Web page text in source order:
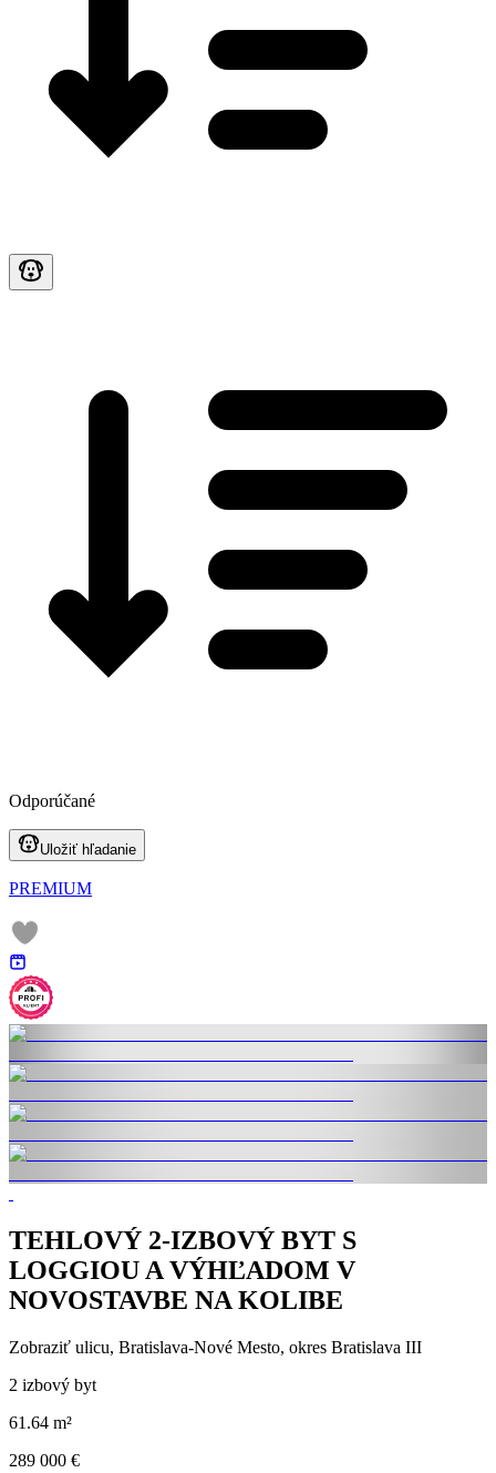
Odporúčané
Uložiť hľadanie
PREMIUM
TEHLOVÝ 2-IZBOVÝ BYT S
LOGGIOU A VÝHĽADOM V
NOVOSTAVBE NA KOLIBE
Zobraziť ulicu, Bratislava-Nové Mesto, okres Bratislava III
2 izbový byt
61.64 m²
289 000 €